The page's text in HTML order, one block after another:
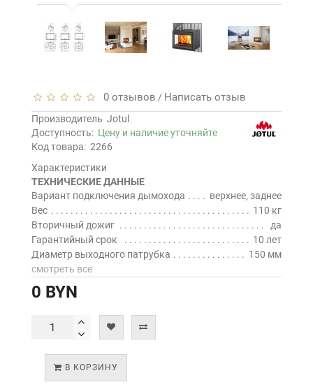
0 отзывов / Написать отзыв
Производитель Jotul
Доступность: Цену и наличие уточняйте
Код товара: 2266
Характеристики
ТЕХНИЧЕСКИЕ ДАННЫЕ
Вариант подключения дымохода
верхнее, заднее
Вес
110 кг
Вторичный дожиг
да
Гарантийный срок
10 лет
Диаметр выходного патрубка
150 мм
смотреть все
0 BYN
В КОРЗИНУ